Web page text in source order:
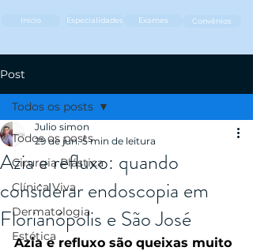
Especialidades Exames Convênios
Início
Post
Todos os posts
Cirurgia Plástica
Clínica Viva
Dermatologia
Estética
Todos os posts
Azia e refluxo: quando
considerar endoscopia em
Florianópolis e São José
Julio simon
29 de jun. 5 min de leitura
Azia e refluxo são queixas muito